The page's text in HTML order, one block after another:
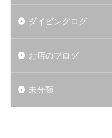
ダイビングログ
お店のブログ
未分類